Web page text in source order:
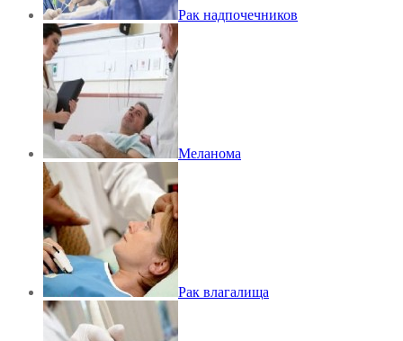
Рак надпочечников
Меланома
Рак влагалища